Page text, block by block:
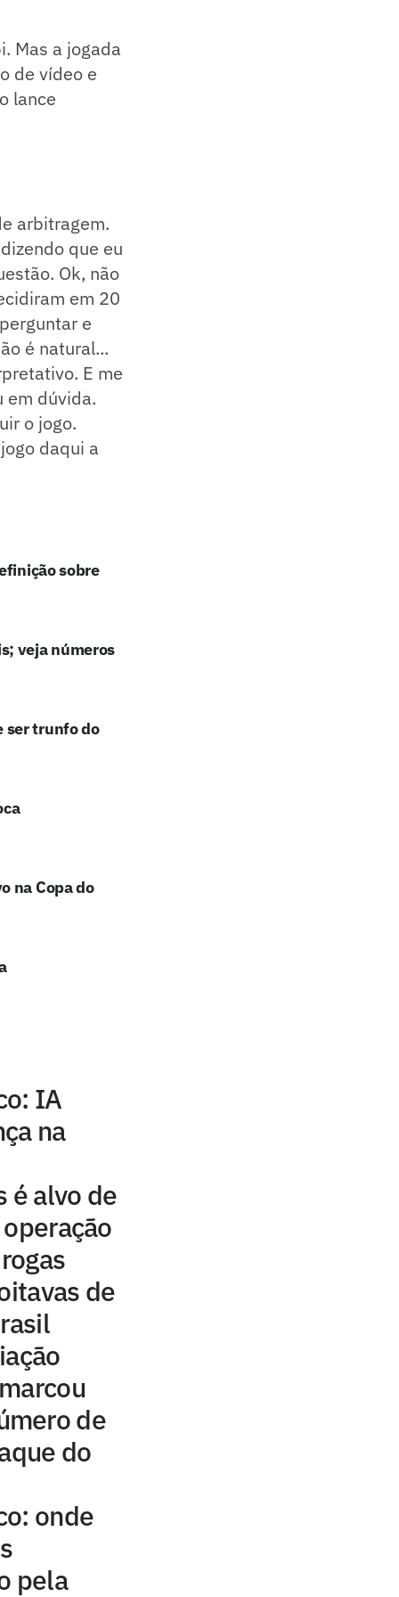
Mas a jogada
de vídeo e
lance
arbitragem.
que eu
Ok, não
em 20
e
é natural...
E me
em dúvida.
o jogo.
daqui a
sobre
veja números
ser trunfo do
na Copa do
IA
na
é alvo de
de
de
do
onde
pela